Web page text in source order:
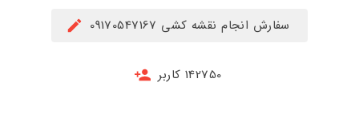
سفارش انجام نقشه کشی 09170547167
142750 کاربر